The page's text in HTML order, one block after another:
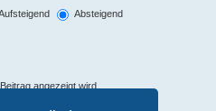
Absteigend
angezeigt wird.